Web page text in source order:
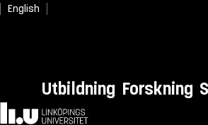
English
Utbildning Forskning
Hem